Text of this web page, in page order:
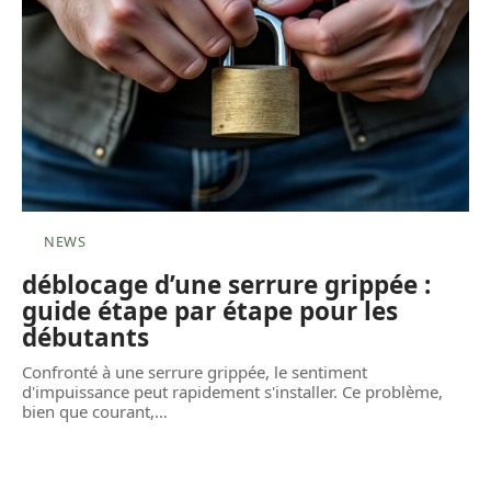
NEWS
déblocage d’une serrure grippée :
guide étape par étape pour les
débutants
Confronté à une serrure grippée, le sentiment
d'impuissance peut rapidement s'installer. Ce problème,
bien que courant,…